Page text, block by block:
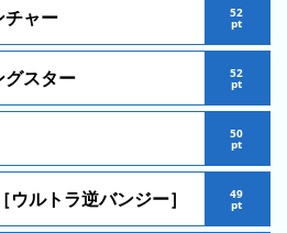
チャー 52
pt
グスター 52
pt
50
pt
ウルトラ逆バンジー］ 49
pt